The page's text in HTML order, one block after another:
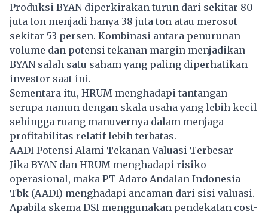
Produksi BYAN diperkirakan turun dari sekitar 80
juta ton menjadi hanya 38 juta ton atau merosot
sekitar 53 persen. Kombinasi antara penurunan
volume dan potensi tekanan margin menjadikan
BYAN salah satu saham yang paling diperhatikan
investor saat ini.
Sementara itu, HRUM menghadapi tantangan
serupa namun dengan skala usaha yang lebih kecil
sehingga ruang manuvernya dalam menjaga
profitabilitas relatif lebih terbatas.
AADI Potensi Alami Tekanan Valuasi Terbesar
Jika BYAN dan HRUM menghadapi risiko
operasional, maka PT Adaro Andalan Indonesia
Tbk (AADI) menghadapi ancaman dari sisi valuasi.
Apabila skema DSI menggunakan pendekatan cost-